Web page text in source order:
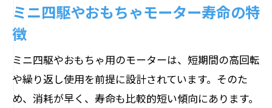
ミニ四駆やおもちゃモーター寿命の特
徴
ミニ四駆やおもちゃ用のモーターは、短期間の高回転
や繰り返し使用を前提に設計されています。そのた
め、消耗が早く、寿命も比較的短い傾向にあります。